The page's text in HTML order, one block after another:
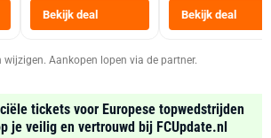
Bekijk deal
Heteluchtfriteuse
Zwart
Bekijk deal
wijzigen. Aankopen lopen via de partner.
tickets voor Europese topwedstrijden
je veilig en vertrouwd bij FCUpdate.nl